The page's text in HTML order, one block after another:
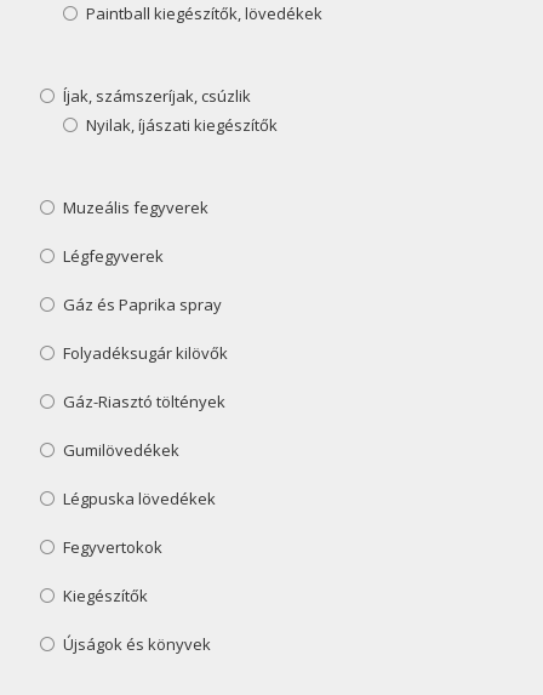
Paintball kiegészítők, lövedékek
Íjak, számszeríjak, csúzlik
Nyilak, íjászati kiegészítők
Muzeális fegyverek
Légfegyverek
Gáz és Paprika spray
Folyadéksugár kilövők
Gáz-Riasztó töltények
Gumilövedékek
Légpuska lövedékek
Fegyvertokok
Kiegészítők
Újságok és könyvek